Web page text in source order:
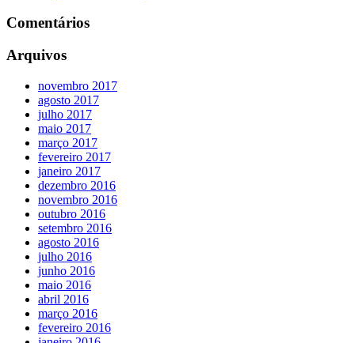
Comentários
Arquivos
novembro 2017
agosto 2017
julho 2017
maio 2017
março 2017
fevereiro 2017
janeiro 2017
dezembro 2016
novembro 2016
outubro 2016
setembro 2016
agosto 2016
julho 2016
junho 2016
maio 2016
abril 2016
março 2016
fevereiro 2016